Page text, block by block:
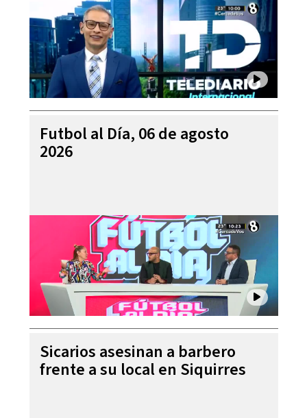
Futbol al Día, 06 de agosto
2026
Sicarios asesinan a barbero
frente a su local en Siquirres